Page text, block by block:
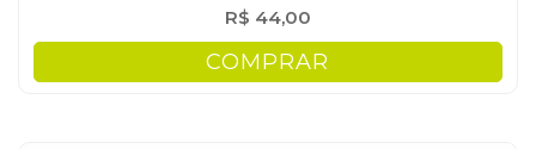
R$ 44,00
COMPRAR